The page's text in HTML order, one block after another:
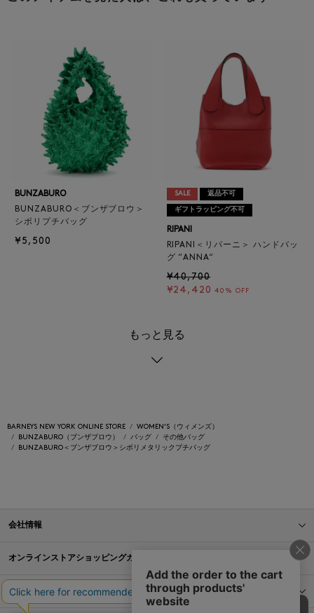
BUNZABURO
BUNZABURO＜ブンザブロウ＞
シボリプチバッグ
¥5,500
SALE 返品不可
ギフトラッピング不可
RIPANI
RIPANI＜リパーニ＞ ハンドバッ
グ “ANNA“
¥40,700
¥24,420 40% OFF
もっと見る
BARNEYS NEW YORK ONLINE STORE
WOMEN'S（ウィメンズ）
BUNZABURO（ブンザブロウ）
バッグ
その他バッグ
BUNZABURO＜ブンザブロウ＞シボリメタリックプチバッグ
会社情報
オンラインストアショッピングガイド
店舗情報